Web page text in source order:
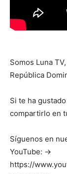
Somos Luna
República
Si te ha
compartirlo en
Síguenos en
YouTube: →
https://